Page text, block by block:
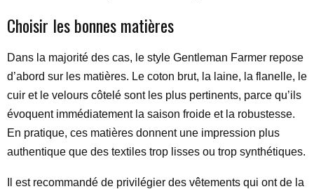
Choisir les bonnes matières
Dans la majorité des cas, le style Gentleman Farmer repose
d’abord sur les matières. Le coton brut, la laine, la flanelle, le
cuir et le velours côtelé sont les plus pertinents, parce qu’ils
évoquent immédiatement la saison froide et la robustesse.
En pratique, ces matières donnent une impression plus
authentique que des textiles trop lisses ou trop synthétiques.
Il est recommandé de privilégier des vêtements qui ont de la